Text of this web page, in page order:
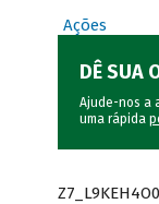
Ações
DÊ SUA
Ajude-nos a
uma rápida